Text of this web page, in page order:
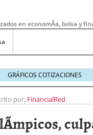
en economÃ­a, bolsa y
GRÁFICOS COTIZACIONES
por: FinancialRed